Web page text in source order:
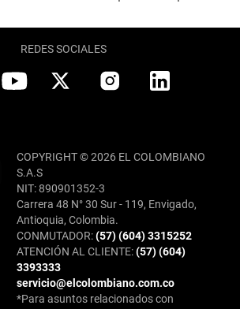
REDES SOCIALES
COPYRIGHT © 2026 EL COLOMBIANO
S.A.S
NIT: 890901352-3
Carrera 48 N° 30 Sur - 119, Envigado,
Antioquia, Colombia.
CONMUTADOR:(57) (604) 3315252
ATENCIÓN AL CLIENTE:(57) (604)
3393333
servicio@elcolombiano.com.co
*Para asuntos relacionados con